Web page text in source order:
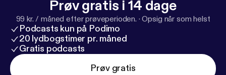
Prøv gratis i 14 dage
99 kr. / måned efter prøveperioden. ·Opsig når som helst
Podcasts kun på Podimo
20 lydbogstimer pr. måned
Gratis podcasts
Prøv gratis